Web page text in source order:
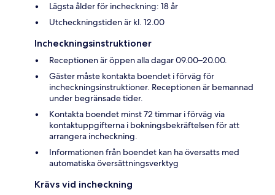
Lägsta ålder för incheckning: 18 år
Utcheckningstiden är kl. 12.00
Incheckningsinstruktioner
Receptionen är öppen alla dagar 09.00–20.00.
Gäster måste kontakta boendet i förväg för
incheckningsinstruktioner. Receptionen är bemannad
under begränsade tider.
Kontakta boendet minst 72 timmar i förväg via
kontaktuppgifterna i bokningsbekräftelsen för att
arrangera incheckning.
Informationen från boendet kan ha översatts med
automatiska översättningsverktyg
Krävs vid incheckning